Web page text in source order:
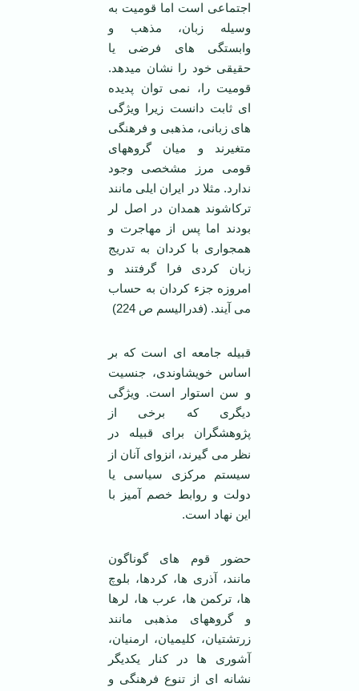
اجتماعی است اما قومیت به
وسیله زبان، مذهب و
وابستگی های فرضی یا
حقیقی خود را نشان میدهد.
قومیت را، نمی توان پدیده
ای ثابت دانست زیرا ویژگی
های زبانی، مذهبی و فرهنگی
متغیرند و میان گروههای
قومی مرز مشخصی وجود
ندارد. مثلا در ایران ایلی مانند
ترکاشوند همدان در اصل لر
بودند اما پس از مهاجرت و
همجواری با کردان به تدریج
زبان کردی فرا گرفتند و
امروزه جزء کردان به حساب
می آیند. (فدرالیسم ص 224)
قبیله جامعه ای است که بر
اساس خویشاوندی، جنسیت
و سن استوار است. ویژگی
دیگری که برخی از
پژوهشگران
برای قبیله در
نظر می گیرند، انزوای آنان از
سیستم مرکزی سیاسی یا
دولت و روابط خصم آمیز با
این نهاد است.
حضور قوم های گوناگون
مانند، آذری ها، کردها، بلوچ
ها، ترکمن ها، عرب ها، لرها
و گروههای مذهبی مانند
زرتشتیان، کلیمیان، ارمنیان،
آشوری ها در کنار یکدیگر
نشانه ای از تنوع فرهنگی و